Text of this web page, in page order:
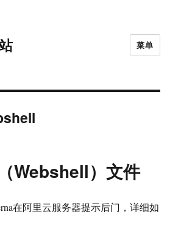
菜单
Webshell）文件
在阿里云服务器提示后门，详细如